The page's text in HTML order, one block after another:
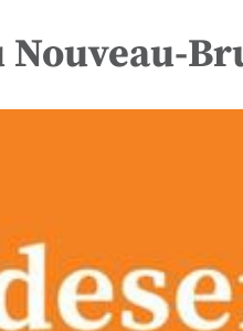
Nouveau-